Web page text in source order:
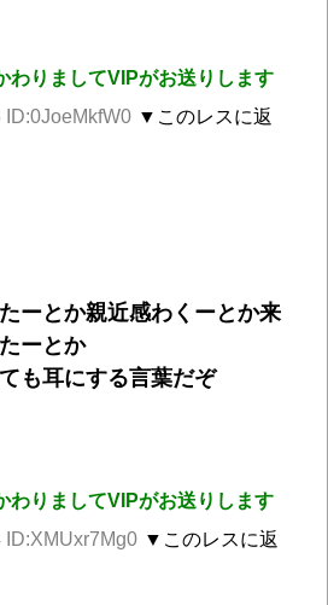
わりましてVIPがお送りします
ID:0JoeMkfW0 ▼このレスに返
ーとか親近感わくーとか来
ーとか
も耳にする言葉だぞ
わりましてVIPがお送りします
ID:XMUxr7Mg0 ▼このレスに返